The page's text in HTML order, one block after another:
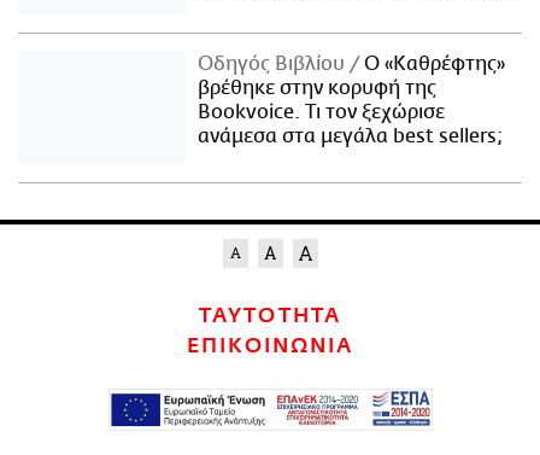
Οδηγός Βιβλίου
Ο «Καθρέφτης»
βρέθηκε στην κορυφή της
Bookvoice. Τι τον ξεχώρισε
ανάμεσα στα μεγάλα best sellers;
ΤΑΥΤΟΤΗΤΑ
ΕΠΙΚΟΙΝΩΝΙΑ